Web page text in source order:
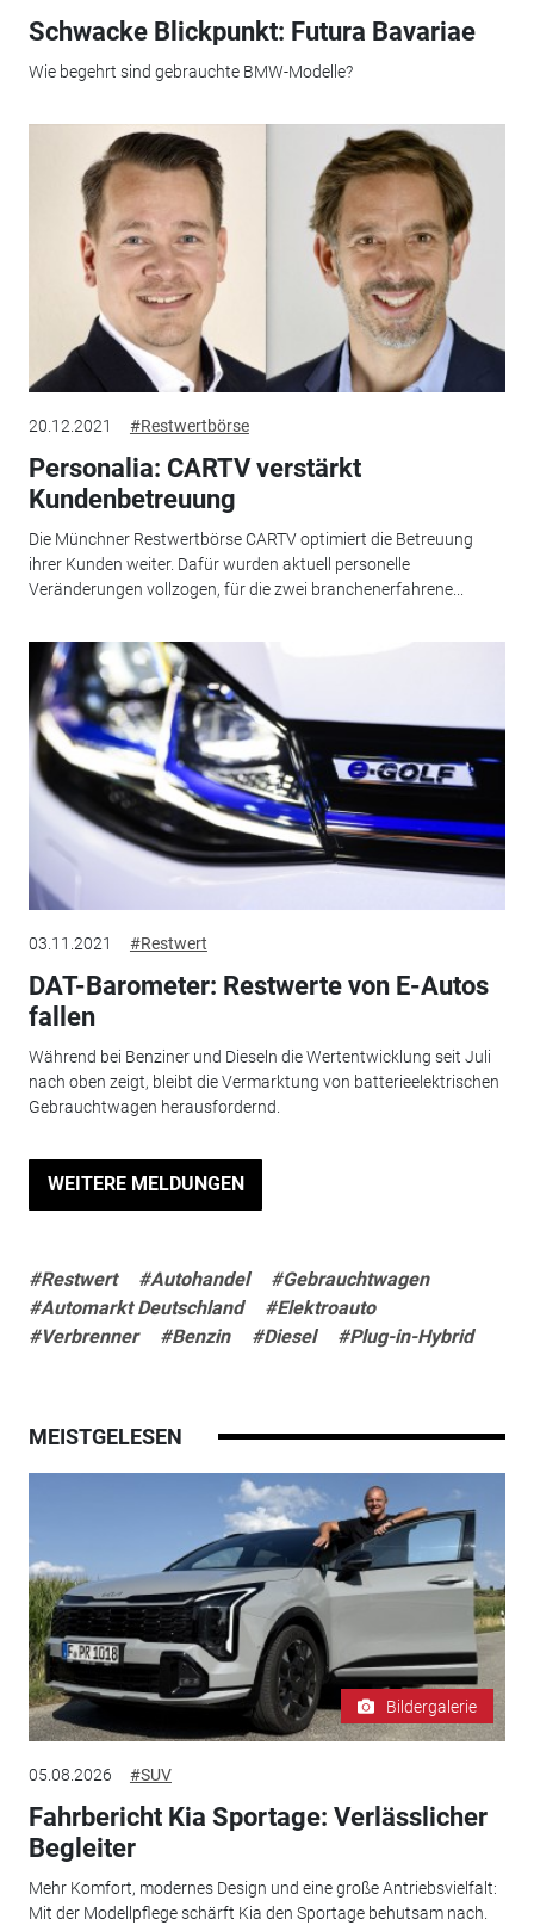
Schwacke Blickpunkt: Futura Bavariae
Wie begehrt sind gebrauchte BMW-Modelle?
20.12.2021 #Restwertbörse
Personalia: CARTV verstärkt
Kundenbetreuung
Die Münchner Restwertbörse CARTV optimiert die Betreuung
ihrer Kunden weiter. Dafür wurden aktuell personelle
Veränderungen vollzogen, für die zwei branchenerfahrene...
03.11.2021 #Restwert
DAT-Barometer: Restwerte von E-Autos
fallen
Während bei Benziner und Dieseln die Wertentwicklung seit Juli
nach oben zeigt, bleibt die Vermarktung von batterieelektrischen
Gebrauchtwagen herausfordernd.
WEITERE MELDUNGEN
#Restwert #Autohandel
#Gebrauchtwagen
#Automarkt Deutschland
#Elektroauto
#Verbrenner
#Benzin #Diesel #Plug-in-Hybrid
MEISTGELESEN
Bildergalerie
05.08.2026 #SUV
Fahrbericht Kia Sportage: Verlässlicher
Begleiter
Mehr Komfort, modernes Design und eine große Antriebsvielfalt:
Mit der Modellpflege schärft Kia den Sportage behutsam nach.